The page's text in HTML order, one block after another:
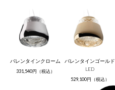
バレンタインクローム
331,540円（税込）
バレンタインゴールド
LED
529,100円（税込）